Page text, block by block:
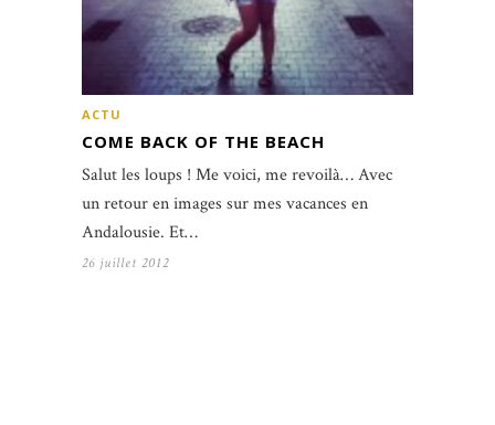
ACTU
COME BACK OF THE BEACH
Salut les loups ! Me voici, me revoilà… Avec
un retour en images sur mes vacances en
Andalousie. Et…
26 juillet 2012